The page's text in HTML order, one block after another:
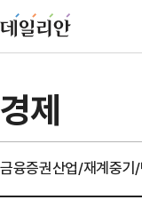
경제
금융증권산업/재계중기